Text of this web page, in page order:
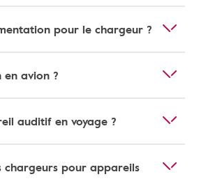
pour le chargeur ?
avion ?
auditif en voyage ?
chargeurs pour appareils